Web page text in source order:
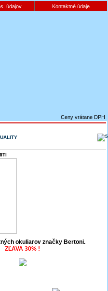
údajov Kontaktné údaje
Ceny vrátane DPH
okuliarov značky Bertoni.
ZĽAVA 30% !